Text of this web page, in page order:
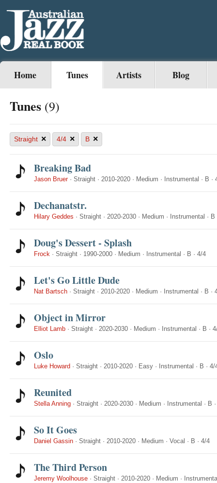
Home Tunes Artists Blog
Tunes (9)
Straight × 4/4 × B ×
Breaking Bad
Jason Bruer· Straight · 2010-2020 · Medium · Instrumental · B ·
Dechanatstr.
Hilary Geddes · Straight · 2020-2030 · Medium · Instrumental · B
Doug's Dessert - Splash
Frock · Straight · 1990-2000 · Medium · Instrumental · B · 4/4
Let's Go Little Dude
Nat Bartsch · Straight · 2010-2020 · Medium · Instrumental · B ·
Object in Mirror
Elliot Lamb · Straight · 2020-2030 · Medium · Instrumental · B ·
Oslo
Luke Howard · Straight · 2010-2020 · Easy · Instrumental · B · 4/
Reunited
Stella Anning · Straight · 2020-2030 · Medium · Instrumental · B
So It Goes
Daniel Gassin · Straight · 2010-2020 · Medium · Vocal · B · 4/4
The Third Person
Jeremy Woolhouse · Straight · 2010-2020 · Medium ·